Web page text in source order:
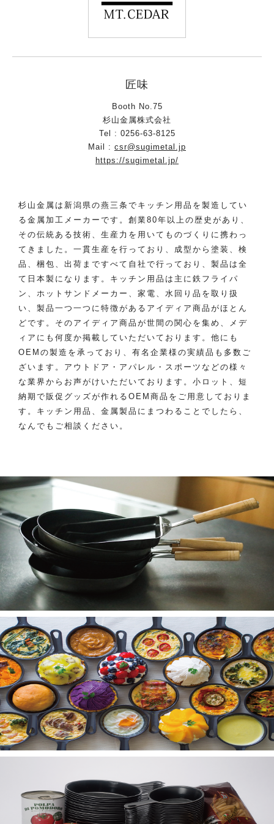
匠味
Booth No.75
杉山金属株式会社
Tel : 0256-63-8125
Mail : csr@sugimetal.jp
https://sugimetal.jp/
杉山金属は新潟県の燕三条でキッチン用品を製造してい
る金属加工メーカーです。創業80年以上の歴史があり、
その伝統ある技術、生産力を用いてものづくりに携わっ
てきました。一貫生産を行っており、成型から塗装、検
品、梱包、出荷まですべて自社で行っており、製品は全
て日本製になります。キッチン用品は主に鉄フライパ
ン、ホットサンドメーカー、家電、水回り品を取り扱
い、製品一つ一つに特徴があるアイディア商品がほとん
どです。そのアイディア商品が世間の関心を集め、メデ
ィアにも何度か掲載していただいております。他にも
OEMの製造を承っており、有名企業様の実績品も多数ご
ざいます。アウトドア・アパレル・スポーツなどの様々
な業界からお声がけいただいております。小ロット、短
納期で販促グッズが作れるOEM商品をご用意しておりま
す。キッチン用品、金属製品にまつわることでしたら、
なんでもご相談ください。